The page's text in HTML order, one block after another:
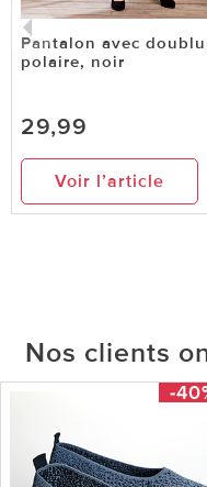
Pantalon avec
polaire, noir
29,99
Voir l’article
Nos clients
-